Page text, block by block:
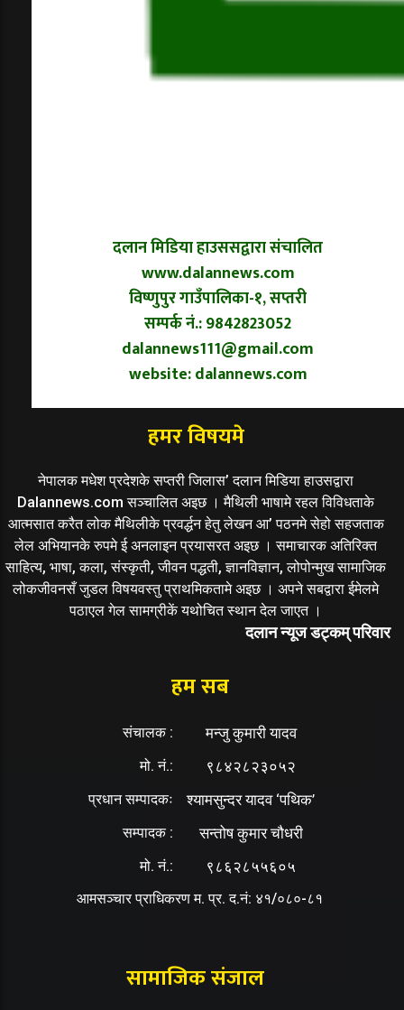
दलान मिडिया हाउससद्वारा संचालित
www.dalannews.com
विष्णुपुर गाउँपालिका-१, सप्तरी
सम्पर्क नं.: 9842823052
dalannews111@gmail.com
website: dalannews.com
हमर विषयमे
नेपालक मधेश प्रदेशके सप्तरी जिलास’ दलान मिडिया हाउसद्वारा
Dalannews.com सञ्चालित अइछ । मैथिली भाषामे रहल विविधताके
आत्मसात करैत लोक मैथिलीके प्रवर्द्धन हेतु लेखन आ’ पठनमे सेहो सहजताक
लेल अभियानके रुपमे ई अनलाइन प्रयासरत अइछ । समाचारक अतिरिक्त
साहित्य, भाषा, कला, संस्कृती, जीवन पद्धती, ज्ञानविज्ञान, लोपोन्मुख सामाजिक
लोकजीवनसँ जुडल विषयवस्तु प्राथमिकतामे अइछ । अपने सबद्वारा ईमेलमे
पठाएल गेल सामग्रीकें यथोचित स्थान देल जाएत ।
दलान न्यूज डट्कम् परिवार
हम सब
संचालक : मन्जु कुमारी यादव
मो. नं.: ९८४२८२३०५२
प्रधान सम्पादकः श्यामसुन्दर यादव ‘पथिक’
सम्पादक : सन्तोष कुमार चौधरी
मो. नं.: ९८६२८५५६०५
आमसञ्चार प्राधिकरण म. प्र. द.नं: ४१/०८०-८१
सामाजिक संजाल